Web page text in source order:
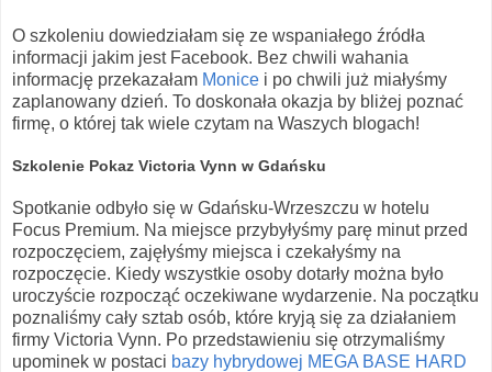
O szkoleniu dowiedziałam się ze wspaniałego źródła
informacji jakim jest Facebook. Bez chwili wahania
informację przekazałam Monice i po chwili już miałyśmy
zaplanowany dzień. To doskonała okazja by bliżej poznać
firmę, o której tak wiele czytam na Waszych blogach!
Szkolenie Pokaz Victoria Vynn w Gdańsku
Spotkanie odbyło się w Gdańsku-Wrzeszczu w hotelu
Focus Premium. Na miejsce przybyłyśmy parę minut przed
rozpoczęciem, zajęłyśmy miejsca i czekałyśmy na
rozpoczęcie. Kiedy wszystkie osoby dotarły można było
uroczyście rozpocząć oczekiwane wydarzenie. Na początku
poznaliśmy cały sztab osób, które kryją się za działaniem
firmy Victoria Vynn. Po przedstawieniu się otrzymaliśmy
upominek w postaci bazy hybrydowej MEGA BASE HARD